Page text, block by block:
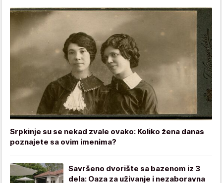
Srpkinje su se nekad zvale ovako: Koliko žena danas
poznajete sa ovim imenima?
Savršeno dvorište sa bazenom iz 3
dela: Oaza za uživanje i nezaboravna